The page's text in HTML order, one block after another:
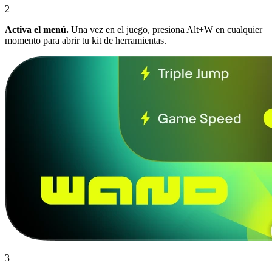
2
Activa el menú. Una vez en el juego, presiona Alt+W en cualquier
momento para abrir tu kit de herramientas.
3